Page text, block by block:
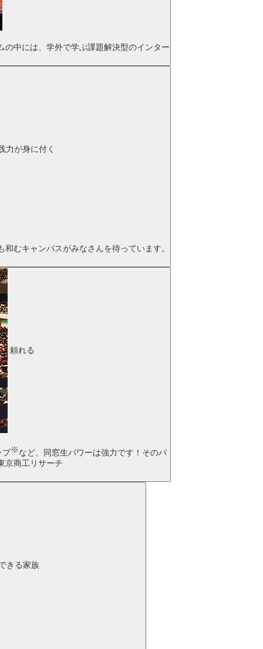
中には、学外で学ぶ課題解決型のインター
力が身に付く
むキャンパスがみなさんを待っています。
頼れる
プ※など、同窓生パワーは強力です！そのパ
京商工リサーチ
きる家族